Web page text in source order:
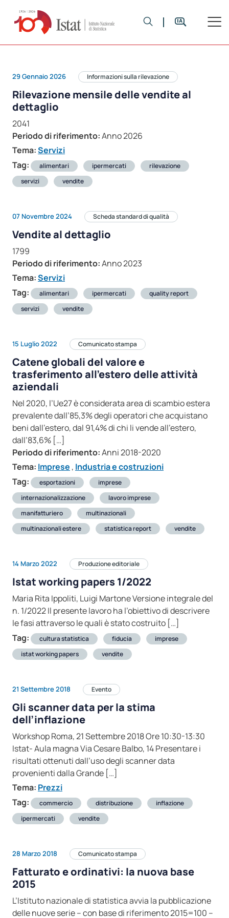
29 Gennaio 2026 Informazioni sulla rilevazione
Rilevazione mensile delle vendite al
dettaglio
2041
Periodo di riferimento:Anno 2026
Tema:Servizi
Tag:
alimentari ipermercati
rilevazione
servizi
vendite
07 Novembre 2024 Scheda standard di qualità
Vendite al dettaglio
1799
Periodo di riferimento:Anno 2023
Tema:Servizi
Tag:
alimentari ipermercati
quality report
servizi
vendite
15 Luglio 2022 Comunicato stampa
Catene globali del valore e
trasferimento all’estero delle attività
aziendali
Nel 2020, l’Ue27 è considerata area di scambio estera
prevalente dall’85,3% degli operatori che acquistano
beni dall’estero, dal 91,4% di chi li vende all’estero,
dall’83,6% […]
Periodo di riferimento:Anni 2018-2020
Tema: Imprese , Industria e costruzioni
Tag:
esportazioni
imprese
internazionalizzazione
lavoro imprese
manifatturiero
multinazionali
multinazionali estere
statistica report vendite
14 Marzo 2022 Produzione editoriale
Istat working papers 1/2022
Maria Rita Ippoliti, Luigi Martone Versione integrale del
n. 1/2022 Il presente lavoro ha l’obiettivo di descrivere
le fasi attraverso le quali è stato costruito […]
Tag:
cultura statistica fiducia
imprese
istat working papers
vendite
21 Settembre 2018 Evento
Gli scanner data per la stima
dell’inflazione
Workshop Roma, 21 Settembre 2018 Ore 10:30-13:30
Istat- Aula magna Via Cesare Balbo, 14 Presentare i
risultati ottenuti dall’uso degli scanner data
provenienti dalla Grande […]
Tema: Prezzi
Tag:
commercio distribuzione
inflazione
ipermercati
vendite
28 Marzo 2018 Comunicato stampa
Fatturato e ordinativi: la nuova base
2015
L’Istituto nazionale di statistica avvia la pubblicazione
delle nuove serie – con base di riferimento 2015=100 –